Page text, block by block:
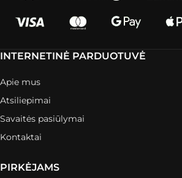
INTERNETINĖ PARDUOTUVĖ
Apie mus
Atsiliepimai
Savaitės pasiūlymai
Kontaktai
PIRKĖJAMS